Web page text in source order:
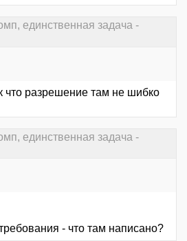
единственная задача -
что разрешение там не шибко
единственная задача -
- что там написано?